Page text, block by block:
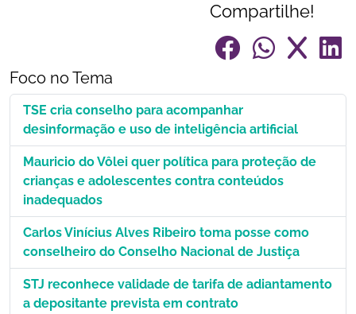
Compartilhe!
Foco no Tema
TSE cria conselho para acompanhar
desinformação e uso de inteligência artificial
Mauricio do Vôlei quer política para proteção de
crianças e adolescentes contra conteúdos
inadequados
Carlos Vinícius Alves Ribeiro toma posse como
conselheiro do Conselho Nacional de Justiça
STJ reconhece validade de tarifa de adiantamento
a depositante prevista em contrato